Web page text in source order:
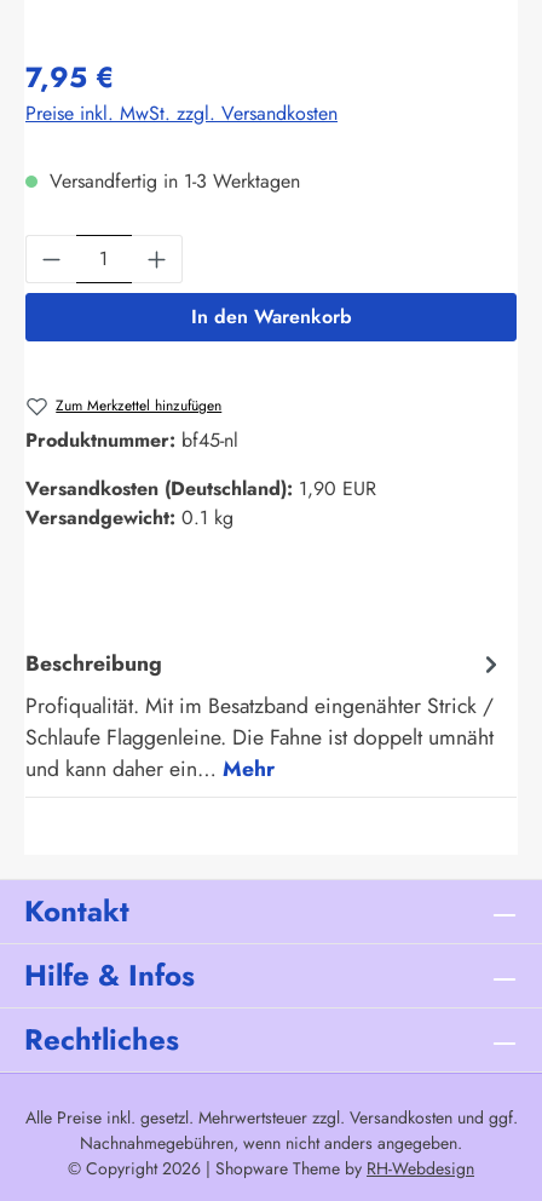
7,95 €
Preise inkl. MwSt. zzgl. Versandkosten
Versandfertig in 1-3 Werktagen
Produkt Anzahl: Gib den gewünschten
In den Warenkorb
Zum Merkzettel hinzufügen
Produktnummer: bf45-nl
Versandkosten (Deutschland): 1,90 EUR
Versandgewicht: 0.1 kg
Beschreibung
Profiqualität. Mit im Besatzband eingenähter Strick /
Schlaufe Flaggenleine. Die Fahne ist doppelt umnäht
und kann daher ein… Mehr
Kontakt
Hilfe & Infos
Rechtliches
Alle Preise inkl. gesetzl. Mehrwertsteuer zzgl. Versandkostenund ggf.
Nachnahmegebühren, wenn nicht anders angegeben.
© Copyright 2026 | Shopware Theme by RH-Webdesign